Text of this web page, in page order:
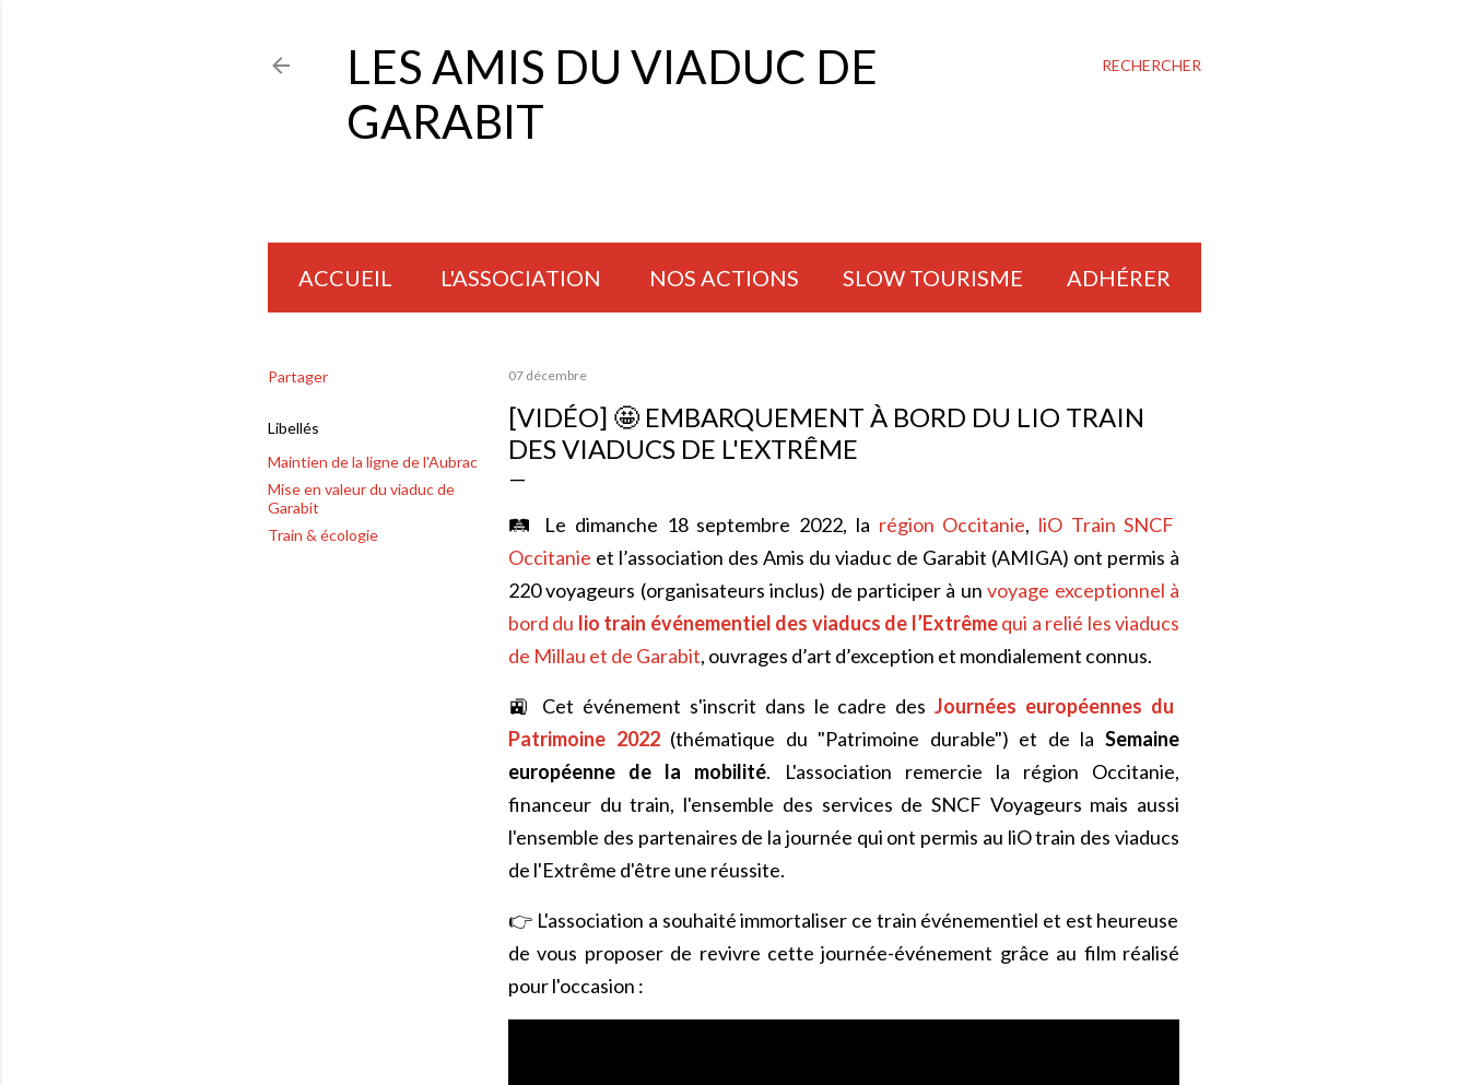
RECHERCHER
LES AMIS DU VIADUC DE
GARABIT
ACCUEIL L'ASSOCIATION NOS ACTIONS SLOW TOURISME ADHÉRER
Partager
Libellés
Maintien de la ligne de l'Aubrac
Mise en valeur du viaduc de
Garabit
Train & écologie
07 décembre
[VIDÉO] 🤩 EMBARQUEMENT À BORD DU LIO TRAIN
DES VIADUCS DE L'EXTRÊME
🛤️ Le dimanche 18 septembre 2022, la région Occitanie, liO Train SNCF
Occitanie et l’association des Amis du viaduc de Garabit (AMIGA) ont permis à
220 voyageurs (organisateurs inclus) de participer à unvoyage exceptionnel à
bord du lio train événementiel des viaducs de l’Extrêmequi a relié les viaducs
de Millau et de Garabit, ouvrages d’art d’exception et mondialement connus.
🚉 Cet événement s'inscrit dans le cadre desJournées européennes du
Patrimoine 2022(thématique du "Patrimoine durable") et de laSemaine
européenne de la mobilité. L'association remercie la région Occitanie,
financeur du train, l'ensemble des services de SNCF Voyageurs mais aussi
l'ensemble des partenaires de la journée qui ont permis au liO train des viaducs
de l'Extrême d'être une réussite.
👉 L'association a souhaité immortaliser ce train événementiel et est heureuse
de vous proposer de revivre cette journée-événement grâce au film réalisé
pour l'occasion :